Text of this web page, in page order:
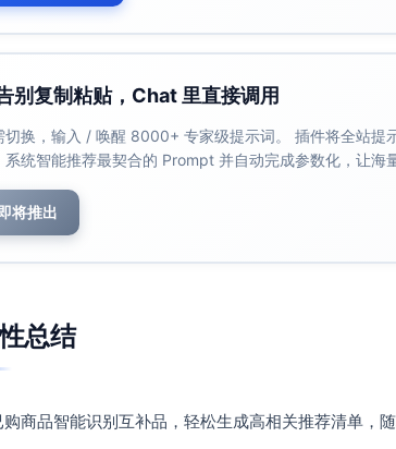
别复制粘贴，Chat 里直接调用
切换，输入 / 唤醒 8000+ 专家级提示词。 插件将全站提
系统智能推荐最契合的 Prompt 并自动完成参数化，让海
将推出
总结
商品智能识别互补品，轻松生成高相关推荐清单，随